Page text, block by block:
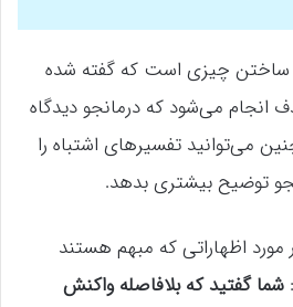
ساختن چیزی است که گفته شده
می‌شود که درمانجو دیدگاه
می‌توانید تفسیرهای اشتباه را
توضیح بیشتری بدهد.
مورد اظهاراتی که مبهم هستند
شما گفتید که بلافاصله واکنش